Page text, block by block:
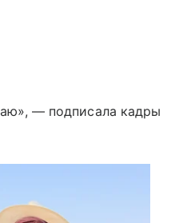
— подписала кадры